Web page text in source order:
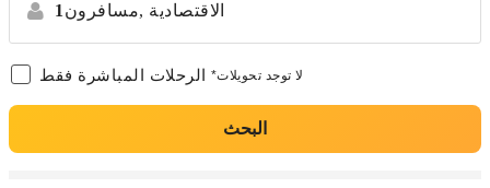
1 مسافرون, الاقتصادية
الرحلات المباشرة فقط *لا توجد تحويلات
البحث